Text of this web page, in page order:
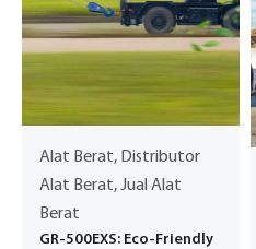
Alat Berat, Distributor
Alat Berat, Jual Alat
Berat
GR-500EXS: Eco-Friendly